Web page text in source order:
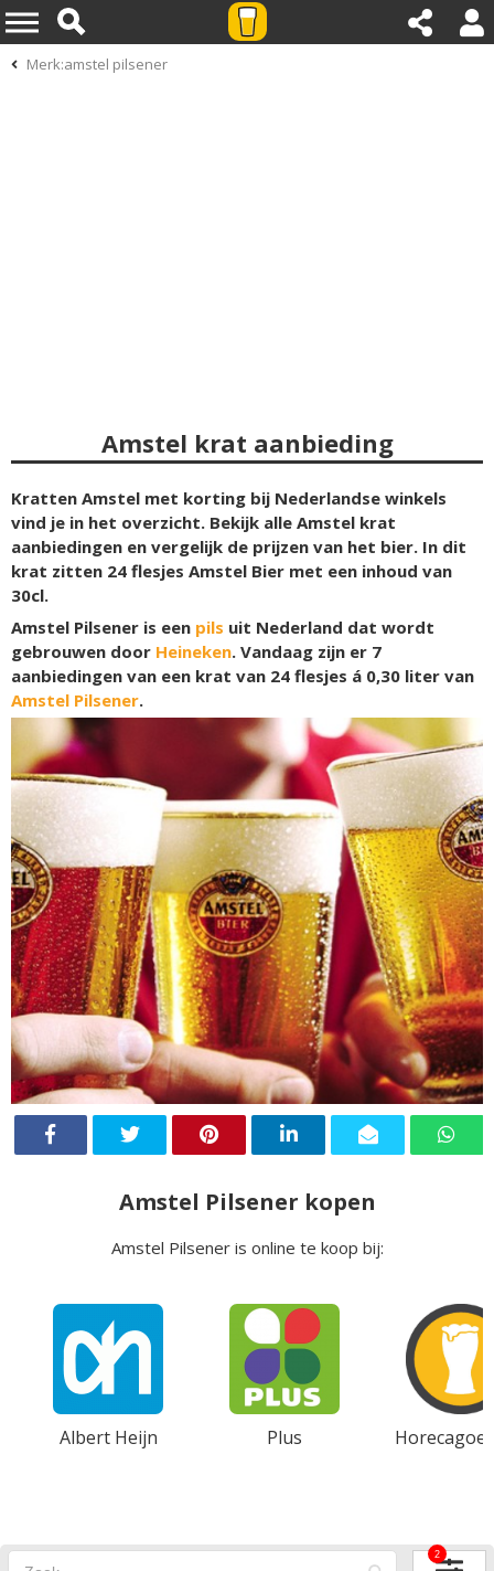
Merk:amstel pilsener
Amstel krat aanbieding
Kratten Amstel met korting bij Nederlandse winkels
vind je in het overzicht. Bekijk alle Amstel krat
aanbiedingen en vergelijk de prijzen van het bier. In dit
krat zitten 24 flesjes Amstel Bier met een inhoud van
30cl.
Amstel Pilsener is een pils uit Nederland dat wordt
gebrouwen door Heineken. Vandaag zijn er 7
aanbiedingen van een krat van 24 flesjes á 0,30 liter van
Amstel Pilsener.
Amstel Pilsener kopen
Amstel Pilsener is online te koop bij:
Albert Heijn Plus
2